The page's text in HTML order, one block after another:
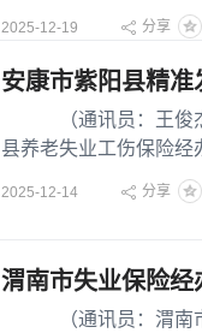
2025-12-19 分享
安康市紫阳县精
（通讯员：王俊杰
县养老失业工伤保险经
2025-12-14 分享
渭南市失业保险
（通讯员：渭南市